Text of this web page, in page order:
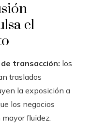
el
transacción: los
traslados
la exposición a
los negocios
fluidez.